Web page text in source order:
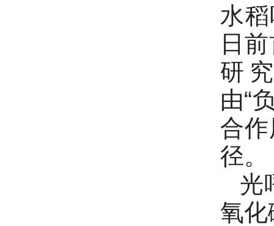
水
日
研
由“
合
径。
光
氧